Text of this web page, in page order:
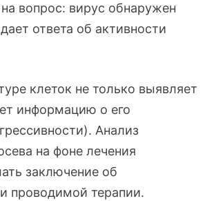
вопрос: вирус обнаружен
ответа об активности
клеток не только выявляет
информацию о его
Анализ
на фоне лечения
заключение об
проводимой терапии.